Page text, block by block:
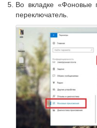
Во вкладке «Фоновые
переключатель.